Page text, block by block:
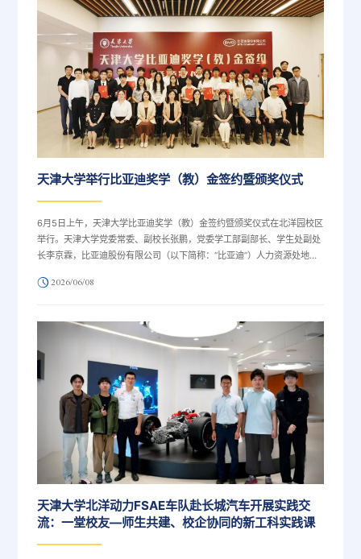
报流程，形成班主任、师友导师、...
天津大学举行比亚迪奖学（教）金签约暨颁奖仪式
6月5日上午，天津大学比亚迪奖学（教）金签约暨颁奖仪式在北洋园校区
举行。天津大学党委常委、副校长张鹏，党委学工部副部长、学生处副处
长李京霖，比亚迪股份有限公司（以下简称：“比亚迪”）人力资源处地区
生、老师代表共同参加仪式。仪式由天津大学校友与基金事务处副处长唐
奖师生致以祝贺。他指出，比亚迪作为全球新能源领军企业，始终坚持自
主创新、心系教育事业，比亚迪奖...
2026/06/08
天津大学北洋动力FSAE车队赴长城汽车开展实践交
流：一堂校友—师生共建、校企协同的新工科实践课